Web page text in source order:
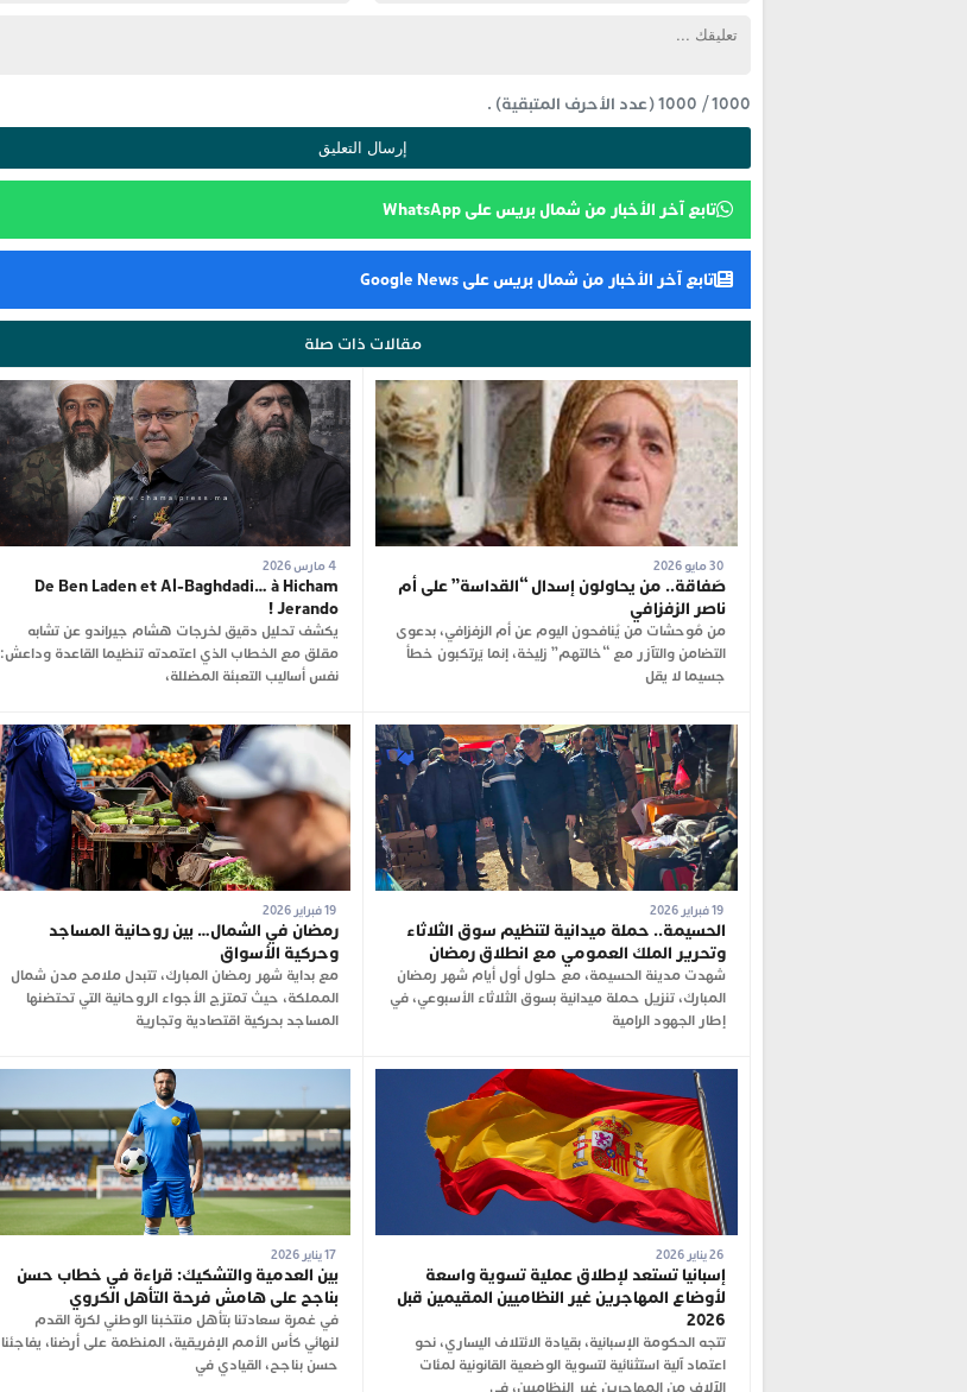
1000
/
1000(عدد الأحرف المتبقية) .
تابع آخر الأخبار من شمال بريس على WhatsApp
تابع آخر الأخبار من شمال بريس على Google News
مقالات ذات صلة
صَفاقة.. من يحاولون إسدال “القداسة” على أم
ناصر الزفزافي
من مُوحشات من يُنافحون اليوم عن أم الزفزافي، بدعوى
التضامن والتآزر مع “خالتهم” زليخة، إنما يَرتكبون خطأ
جسيما لا يقل
4 مارس 2026
De Ben Laden et Al-Baghdadi… à Hicham
Jerando !
يكشف تحليل دقيق لخرجات هشام جيراندو عن تشابه
مقلق مع الخطاب الذي اعتمدته تنظيما القاعدة وداعش:
نفس أساليب التعبئة المضللة،
الحسيمة.. حملة ميدانية لتنظيم سوق الثلاثاء
وتحرير الملك العمومي مع انطلاق رمضان
شهدت مدينة الحسيمة، مع حلول أول أيام شهر رمضان
المبارك، تنزيل حملة ميدانية بسوق الثلاثاء الأسبوعي، في
إطار الجهود الرامية
19 فبراير 2026
رمضان في الشمال… بين روحانية المساجد
وحركية الأسواق
مع بداية شهر رمضان المبارك، تتبدل ملامح مدن شمال
المملكة، حيث تمتزج الأجواء الروحانية التي تحتضنها
المساجد بحركية اقتصادية وتجارية
إسبانيا تستعد لإطلاق عملية تسوية واسعة
لأوضاع المهاجرين غير النظاميين المقيمين قبل
2026
تتجه الحكومة الإسبانية، بقيادة الائتلاف اليساري، نحو
اعتماد آلية استثنائية لتسوية الوضعية القانونية لمئات
الآلاف من المهاجرين غير النظاميين، في
17 يناير 2026
بين العدمية والتشكيك: قراءة في خطاب حسن
بناجح على هامش فرحة التأهل الكروي
في غمرة سعادتنا بتأهل منتخبنا الوطني لكرة القدم
لنهائي كأس الأمم الإفريقية، المنظمة على أرضنا، يفاجئنا
حسن بناجح، القيادي في